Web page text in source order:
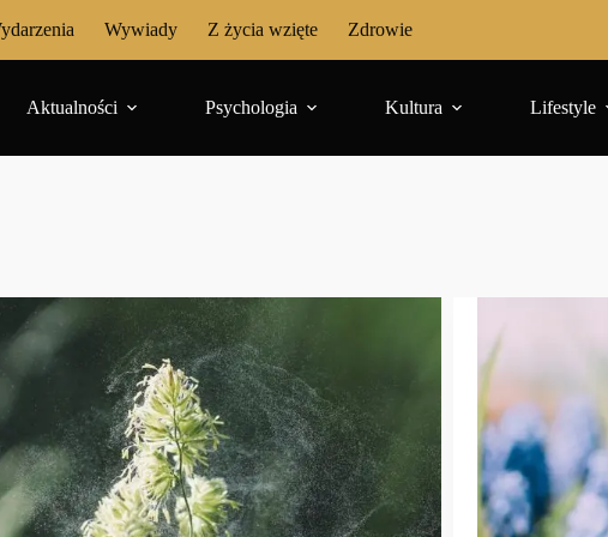
Wywiady Z życia wzięte Zdrowie
Aktualności Psychologia Kultura Lifestyle